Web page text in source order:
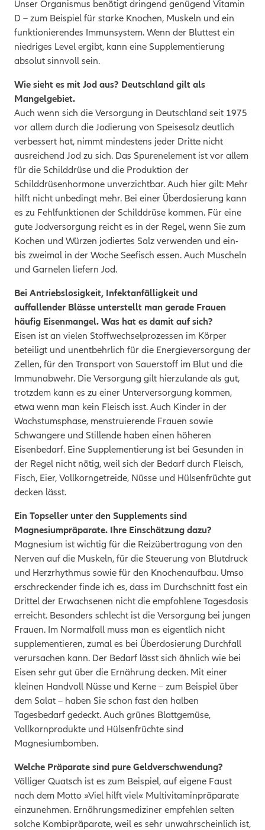
Unser Organismus benötigt dringend genügend Vitamin
D – zum Beispiel für starke Knochen, Muskeln und ein
funktionierendes Immunsystem. Wenn der Bluttest ein
niedriges Level ergibt, kann eine Supplementierung
absolut sinnvoll sein.
Wie sieht es mit Jod aus? Deutschland gilt als
Mangelgebiet.
Auch wenn sich die Versorgung in Deutschland seit 1975
vor allem durch die Jodierung von Speisesalz deutlich
verbessert hat, nimmt mindestens jeder Dritte nicht
ausreichend Jod zu sich. Das Spurenelement ist vor allem
für die Schilddrüse und die Produktion der
Schilddrüsenhormone unverzichtbar. Auch hier gilt: Mehr
hilft nicht unbedingt mehr. Bei einer Überdosierung kann
es zu Fehlfunktionen der Schilddrüse kommen. Für eine
gute Jodversorgung reicht es in der Regel, wenn Sie zum
Kochen und Würzen jodiertes Salz verwenden und ein-
bis zweimal in der Woche Seefisch essen. Auch Muscheln
und Garnelen liefern Jod.
Bei Antriebslosigkeit, Infektanfälligkeit und
auffallender Blässe unterstellt man gerade Frauen
häufig Eisenmangel. Was hat es damit auf sich?
Eisen ist an vielen Stoffwechselprozessen im Körper
beteiligt und unentbehrlich für die Energieversorgung der
Zellen, für den Transport von Sauerstoff im Blut und die
Immunabwehr. Die Versorgung gilt hierzulande als gut,
trotzdem kann es zu einer Unterversorgung kommen,
etwa wenn man kein Fleisch isst. Auch Kinder in der
Wachstumsphase, menstruierende Frauen sowie
Schwangere und Stillende haben einen höheren
Eisenbedarf. Eine Supplementierung ist bei Gesunden in
der Regel nicht nötig, weil sich der Bedarf durch Fleisch,
Fisch, Eier, Vollkorngetreide, Nüsse und Hülsenfrüchte gut
decken lässt.
Ein Topseller unter den Supplements sind
Magnesiumpräparate. Ihre Einschätzung dazu?
Magnesium ist wichtig für die Reizübertragung von den
Nerven auf die Muskeln, für die Steuerung von Blutdruck
und Herzrhythmus sowie für den Knochenaufbau. Umso
erschreckender finde ich es, dass im Durchschnitt fast ein
Drittel der Erwachsenen nicht die empfohlene Tagesdosis
erreicht. Besonders schlecht ist die Versorgung bei jungen
Frauen. Im Normalfall muss man es eigentlich nicht
supplementieren, zumal es bei Überdosierung Durchfall
verursachen kann. Der Bedarf lässt sich ähnlich wie bei
Eisen sehr gut über die Ernährung decken. Mit einer
kleinen Handvoll Nüsse und Kerne – zum Beispiel über
dem Salat – haben Sie schon fast den halben
Tagesbedarf gedeckt. Auch grünes Blattgemüse,
Vollkornprodukte und Hülsenfrüchte sind
Magnesiumbomben.
Welche Präparate sind pure Geldverschwendung?
Völliger Quatsch ist es zum Beispiel, auf eigene Faust
nach dem Motto »Viel hilft viel« Multivitaminpräparate
einzunehmen. Ernährungsmediziner empfehlen selten
solche Kombipräparate, weil es sehr unwahrscheinlich ist,